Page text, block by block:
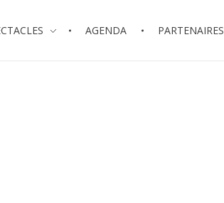
AGENDA PARTENAIRES